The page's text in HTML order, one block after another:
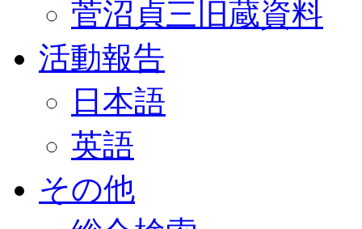
菅沼貞三旧蔵資料
活動報告
日本語
英語
その他